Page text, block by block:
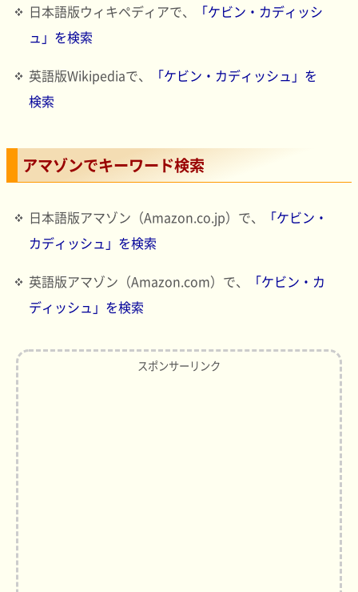
日本語版ウィキペディアで、
「ケビン・カディッシ
ュ」を検索
英語版Wikipediaで、
「ケビン・カディッシュ」を
検索
アマゾンでキーワード検索
日本語版アマゾン（Amazon.co.jp）で、
「ケビン・
カディッシュ」を検索
英語版アマゾン（Amazon.com）で、
「ケビン・カ
ディッシュ」を検索
スポンサーリンク